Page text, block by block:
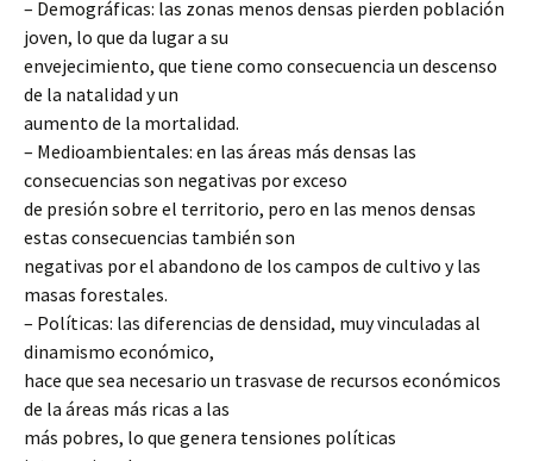
– Demográficas: las zonas menos densas pierden población
joven, lo que da lugar a su
envejecimiento, que tiene como consecuencia un descenso
de la natalidad y un
aumento de la mortalidad.
– Medioambientales: en las áreas más densas las
consecuencias son negativas por exceso
de presión sobre el territorio, pero en las menos densas
estas consecuencias también son
negativas por el abandono de los campos de cultivo y las
masas forestales.
– Políticas: las diferencias de densidad, muy vinculadas al
dinamismo económico,
hace que sea necesario un trasvase de recursos económicos
de la áreas más ricas a las
más pobres, lo que genera tensiones políticas